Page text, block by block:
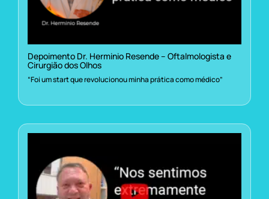
Depoimento Dr. Herminio Resende – Oftalmologista e
Cirurgião dos Olhos
“Foi um start que revolucionou minha prática como médico”